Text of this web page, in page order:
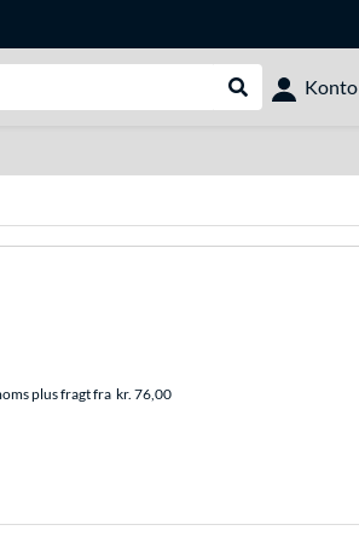
Udfør søgning
Konto
plus fragt fra kr. 76,00